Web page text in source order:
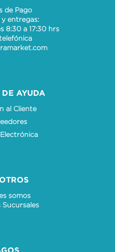
de Pago
entregas:
8:30 a 17:30 hrs
AYUDA
al Cliente
somos
Sucursales